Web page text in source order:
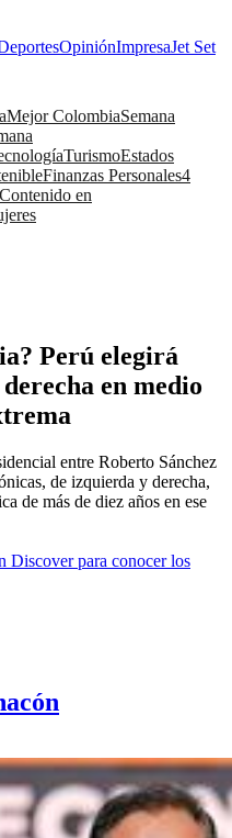
OpiniónImpresaJet Set
Mejor ColombiaSemana
TurismoEstados
Finanzas Personales4
Contenido en
Perú elegirá
en medio
entre Roberto Sánchez
de izquierda y derecha,
de más de diez años en ese
Discover para conocer los